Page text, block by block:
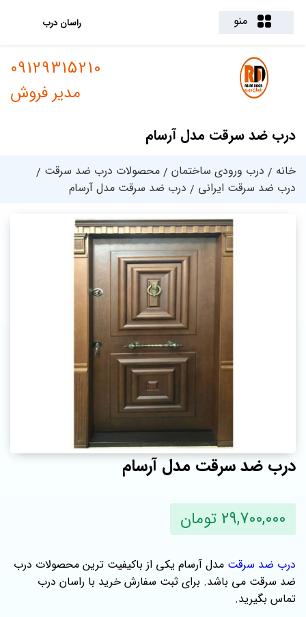
منو راسان درب
درب ضد سرقت مدل آرسام
09129315210
مدیر فروش
خانه درب ورودی ساختمان
محصولات درب ضد سرقت
درب ضد سرقت ایرانی
درب ضد سرقت مدل آرسام
درب ضد سرقت مدل آرسام
29,700,000 تومان
درب ضد سرقت مدل آرسام یکی از باکیفیت ترین محصولات درب
ضد سرقت می باشد. برای ثبت سفارش خرید با راسان درب
تماس بگیرید.